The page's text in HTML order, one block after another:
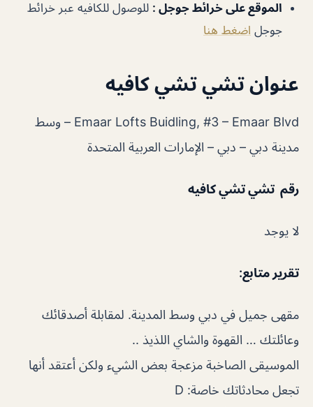
الموقع على خرائط جوجل : للوصول للكافيه عبر خرائط
جوجل اضغط هنا
عنوان تشي تشي كافيه
Emaar Lofts Buidling, #3 – Emaar Blvd – وسط
مدينة دبي – دبي – الإمارات العربية المتحدة
رقم تشي تشي كافيه
لا يوجد
تقرير متابع:
مقهى جميل في دبي وسط المدينة. لمقابلة أصدقائك
وعائلتك … القهوة والشاي اللذيذ ..
الموسيقى الصاخبة مزعجة بعض الشيء ولكن أعتقد أنها
تجعل محادثاتك خاصة: D